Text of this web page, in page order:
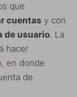
que
cuentas y con
de usuario. La
hacer
, en donde
de